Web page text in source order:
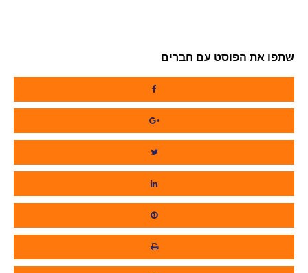
שתפו את הפוסט עם חברים